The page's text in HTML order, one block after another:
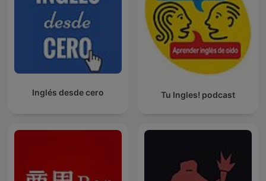
Inglés desde cero Tu Ingles! podcast